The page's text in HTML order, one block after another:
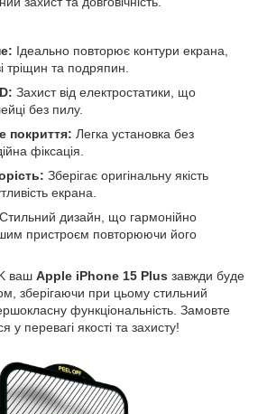
Ідеально повторює контури екрана,
тріщин та подряпин.
Захист від електростатики, що
без пилу.
покриття: Легка установка без
фіксація.
Зберігає оригінальну якість
екрана.
Стильний дизайн, що гармонійно
пристроєм повторюючи його
ваш Apple iPhone 15 Plus завжди буде
зберігаючи при цьому стильний
функціональність. Замовте
у перевагі якості та захисту!